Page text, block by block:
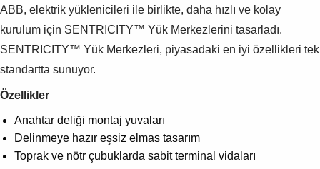
Hakkımızda
Satış noktaları
Bize ulaşın
Kariyer
ABB, elektrik yüklenicileri ile birlikte, daha hızlı ve kolay
kurulum için SENTRICITY™ Yük Merkezlerini tasarladı.
SENTRICITY™ Yük Merkezleri, piyasadaki en iyi özellikleri tek
standartta sunuyor.
Özellikler
Anahtar deliği montaj yuvaları
Delinmeye hazır eşsiz elmas tasarım
Toprak ve nötr çubuklarda sabit terminal vidaları